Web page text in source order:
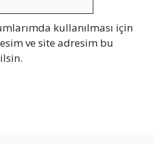
kullanılması için
ve site adresim bu